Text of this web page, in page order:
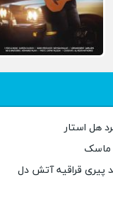
هل استار
ماسک
پیری قراقیه آتش دل